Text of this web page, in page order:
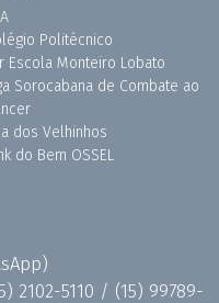
Politécnico
Escola Monteiro Lobato
Sorocabana de Combate ao
dos Velhinhos
do Bem OSSEL
2102-5110 / (15) 99789-